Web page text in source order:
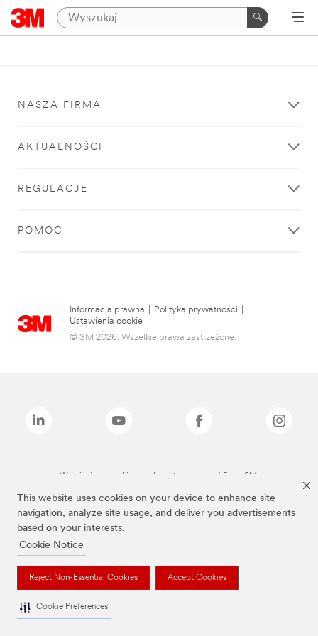
This website uses cookies on your device to enhance site
navigation, analyze site usage, and deliver you advertisements
based on your interests.
Cookie Notice
Reject Non-Essential Cookies Accept Cookies
Cookie Preferences
NASZA FIRMA
AKTUALNOŚCI
REGULACJE
POMOC
Informacja prawna Polityka prywatności
Ustawienia cookie
© 3M 2026. Wszelkie prawa zastrzeżone.
Wymienione marki są znakami towarowymi firmy 3M.